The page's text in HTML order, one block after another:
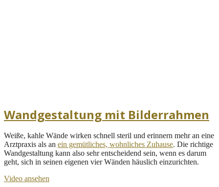
Wandgestaltung mit Bilderrahmen
Weiße, kahle Wände wirken schnell steril und erinnern mehr an eine
Arztpraxis als an ein gemütliches, wohnliches Zuhause. Die richtige
Wandgestaltung kann also sehr entscheidend sein, wenn es darum
geht, sich in seinen eigenen vier Wänden häuslich einzurichten.
Video ansehen